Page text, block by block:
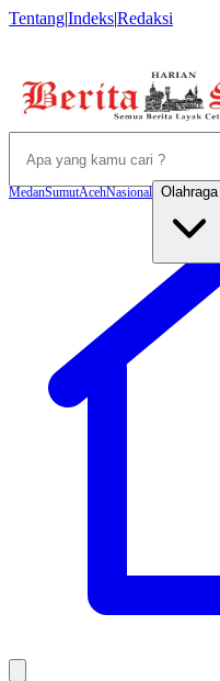
Tentang|Indeks|Redaksi
MedanSumutAcehNasional Olahraga